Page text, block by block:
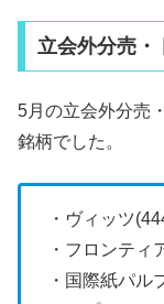
立会外分売・
5月の立会外分売
銘柄でした。
・ヴィッツ
・フロンティ
・国際紙パル